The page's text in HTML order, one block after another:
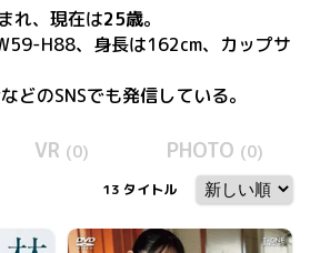
れ、現在は25歳。
H88、身長は162cm、カップサ
などのSNSでも発信している。
VR (0) PHOTO (0)
13 タイトル